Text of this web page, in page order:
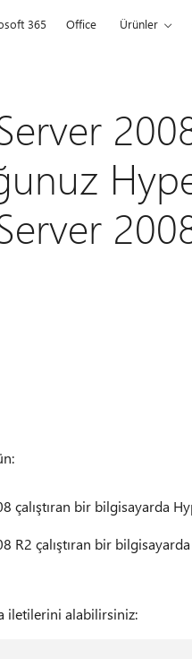
365 Office Ürünler
çalıştıran bir bilgisayarda
R2 çalıştıran bir
iletilerini alabilirsiniz: